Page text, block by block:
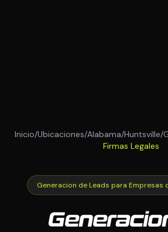
Inicio/Ubicaciones/Alabama/Huntsville/
Firmas Legales
Generacion de Leads para Empresas